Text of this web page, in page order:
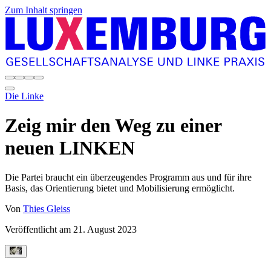
Zum Inhalt springen
Die Linke
Zeig mir den Weg zu einer
neuen LINKEN
Die Partei braucht ein überzeugendes Programm aus und für ihre
Basis, das Orientierung bietet und Mobilisierung ermöglicht.
Von Thies Gleiss
Veröffentlicht am 21. August 2023